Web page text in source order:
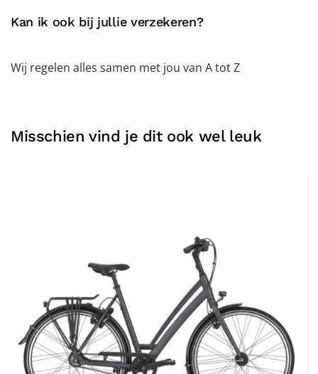
Kan ik ook bij jullie verzekeren?
Wij regelen alles samen met jou van A tot Z
Misschien vind je dit ook wel leuk